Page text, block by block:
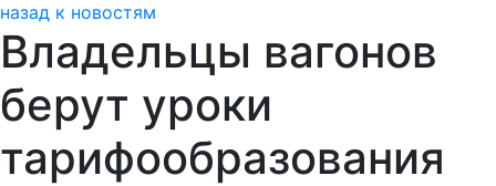
назад к новостям
Владельцы вагонов
берут уроки
тарифообразования